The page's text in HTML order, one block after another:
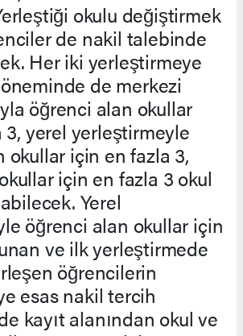
okulu değiştirmek
de nakil talebinde
Her iki yerleştirmeye
de merkezi
öğrenci alan okullar
yerel yerleştirmeyle
okullar için en fazla 3,
için en fazla 3 okul
Yerel
öğrenci alan okullar için
ve ilk yerleştirmede
öğrencilerin
esas nakil tercih
kayıt alanından okul ve